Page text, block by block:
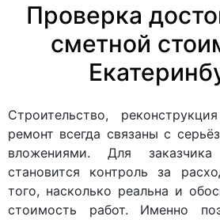
Проверка
сметной
Строительство,
ремонт всегда связаны с
вложениями. Для
становится контроль за
того, насколько реальна и
стоимость работ. Именно